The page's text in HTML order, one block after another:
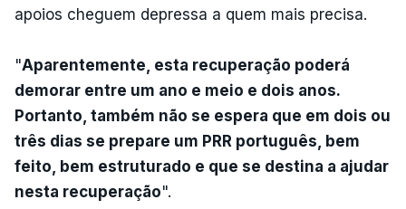
apoios cheguem depressa a quem mais precisa.
"Aparentemente, esta recuperação poderá
demorar entre um ano e meio e dois anos.
Portanto, também não se espera que em dois ou
três dias se prepare um PRR português, bem
feito, bem estruturado e que se destina a ajudar
nesta recuperação".